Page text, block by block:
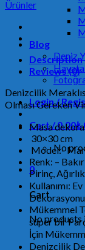
Blog
Deniz
Login /
Cart /0.00₺
No
0
Cart
No products
quantity
Ürünler
Description
Reviews (0)
Denizcilik
Olması Gereken
Masa
30×30 cm
Model:-
Renk: –
Pirinç,
Kullanımı:
Mükemmel
süper bir
İçin
Denizcilik